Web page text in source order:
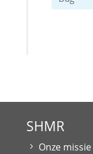
Dag
SHMR
Onze missie